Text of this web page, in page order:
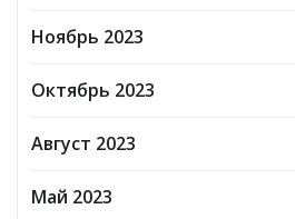
Ноябрь 2023
Октябрь 2023
Август 2023
Май 2023